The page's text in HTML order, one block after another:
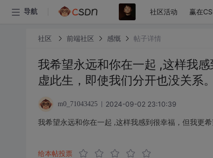
导航 社区活动 赢在
社区 前端社区 感慨 帖子详情
我希望永远和你在一起 ,这样我
虚此生，即使我们分开也没关系。
m0_71043425 2024-09-02 23:10:39
我希望永远和你在一起 ,这样我感到很幸福，但我更
给本帖投票